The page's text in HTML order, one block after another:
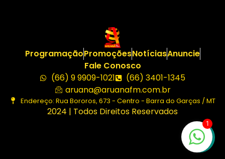
ProgramaçãoPromoçõesNotíciasAnuncie
Fale Conosco
(66) 9 9909-1021
(66) 3401-1345
aruana@aruanafm.com.br
Endereço: Rua Bororos, 673 - Centro - Barra do Garças / MT
2024 | Todos Direitos Reservados
1